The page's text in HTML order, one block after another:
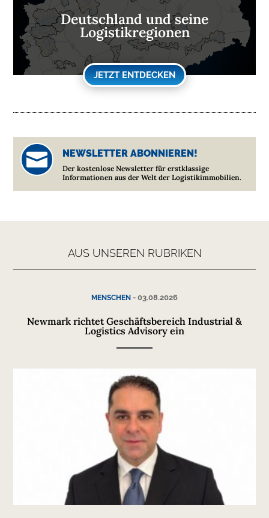
Deutschland und seine
Logistikregionen
JETZT ENTDECKEN
 NEWSLETTER ABONNIEREN!
Der kostenlose Newsletter für erstklassige
Informationen aus der Welt der Logistikimmobilien.
AUS UNSEREN RUBRIKEN
MENSCHEN - 03.08.2026
Newmark richtet Geschäftsbereich Industrial &
Logistics Advisory ein